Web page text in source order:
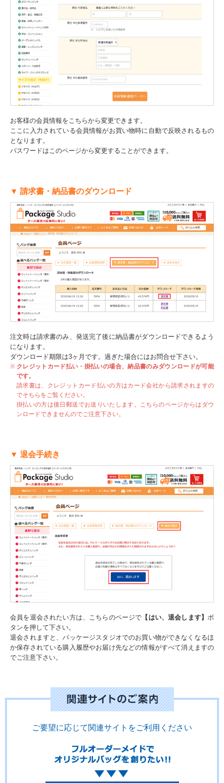
お客様の会員情報をこちらから変更できます。
ここに入力されている会員情報がお買い物時に自動で反映されるもの
となります。
パスワードはこのページから変更することができます。
▼ 請求書・納品書のダウンロード
注文時は請求書のみ、発送完了後に納品書がダウンロードできるよう
になります。
ダウンロード期限は3ヶ月です。過ぎた場合にはお問合せ下さい。
クレジットカード払い・掛払いの場合、納品書のみダウンロードが可能
です。
請求書は、クレジットカード払いの方はカード会社から請求されますの
でそちらをご覧ください。
掛払いの方は後日郵送でお送りいたします。こちらのページからはダウ
ンロードできませんのでご注意下さい。
▼ 退会手続き
会員を退会されたい方は、こちらのページで 【はい、退会します】 ボ
タンを押して下さい。
退会されますと、パッケージスタジオでのお買い物ができなくなるほ
か保存されている購入履歴やお届け先などの情報がすべて消えますの
でご注意下さい。
ご要望に応じて関連サイトをご利用ください